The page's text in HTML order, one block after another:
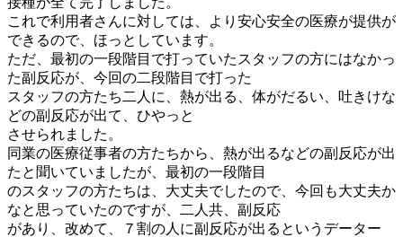
これで利用者さんに対しては、より安心安全の医療が提供が
できるので、ほっとしています。
ただ、最初の一段階目で打っていたスタッフの方にはなかっ
た副反応が、今回の二段階目で打った
スタッフの方たち二人に、熱が出る、体がだるい、吐きけな
どの副反応が出て、ひやっと
させられました。
同業の医療従事者の方たちから、熱が出るなどの副反応が出
たと聞いていましたが、最初の一段階目
のスタッフの方たちは、大丈夫でしたので、今回も大丈夫か
なと思っていたのですが、二人共、副反応
があり、改めて、７割の人に副反応が出るというデーター